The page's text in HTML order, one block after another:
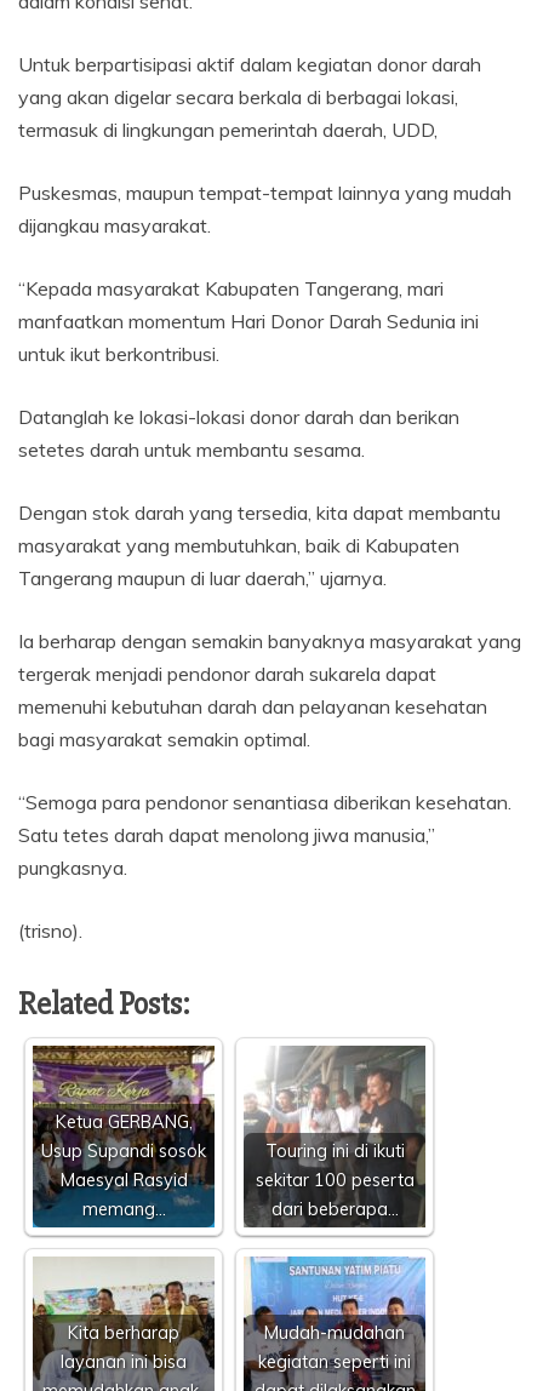
Untuk berpartisipasi aktif dalam kegiatan donor darah
yang akan digelar secara berkala di berbagai lokasi,
termasuk di lingkungan pemerintah daerah, UDD,
Puskesmas, maupun tempat-tempat lainnya yang mudah
dijangkau masyarakat.
“Kepada masyarakat Kabupaten Tangerang, mari
manfaatkan momentum Hari Donor Darah Sedunia ini
untuk ikut berkontribusi.
Datanglah ke lokasi-lokasi donor darah dan berikan
setetes darah untuk membantu sesama.
Dengan stok darah yang tersedia, kita dapat membantu
masyarakat yang membutuhkan, baik di Kabupaten
Tangerang maupun di luar daerah,” ujarnya.
Ia berharap dengan semakin banyaknya masyarakat yang
tergerak menjadi pendonor darah sukarela dapat
memenuhi kebutuhan darah dan pelayanan kesehatan
bagi masyarakat semakin optimal.
“Semoga para pendonor senantiasa diberikan kesehatan.
Satu tetes darah dapat menolong jiwa manusia,”
pungkasnya.
(trisno).
Related Posts:
Ketua GERBANG,
Usup Supandi sosok
Maesyal Rasyid
memang…
Touring ini di ikuti
sekitar 100 peserta
dari beberapa…
Kita berharap
layanan ini bisa
Mudah-mudahan
kegiatan seperti ini